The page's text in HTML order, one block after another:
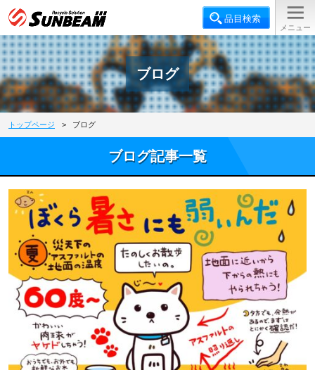
ブログ
トップページ > ブログ
ブログ記事一覧